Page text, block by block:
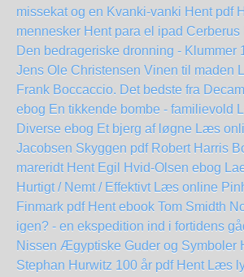
missekat og en Kvanki-vanki Hent pdf
mennesker Hent para el ipad Cerberus
Den bedrageriske dronning - Klummer
Jens Ole Christensen Vinen til maden
Frank Boccaccio. Det bedste fra
ebog En tikkende bombe - familievold
Diverse ebog Et bjerg af løgne Læs
Jacobsen Skyggen pdf Robert Harris
mareridt Hent Egil Hvid-Olsen ebog
Hurtigt / Nemt / Effektivt Læs online
Finmark pdf Hent ebook Tom Smidth
igen? - en ekspedition ind i fortidens
Nissen Ægyptiske Guder og Symboler
Stephan Hurwitz 100 år pdf Hent Læs